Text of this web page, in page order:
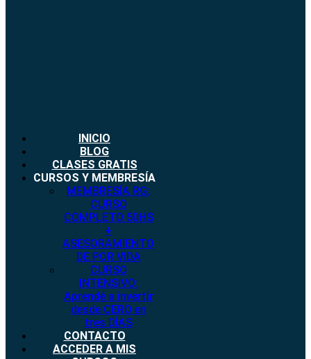
INICIO
BLOG
CLASES GRATIS
CURSOS Y MEMBRESÍA
MEMBRESÍA RG:
CURSO
COMPLETO 50HS
+
ASESORAMIENTO
DE POR VIDA
CURSO
INTENSIVO:
Aprendé a invertir
desde CERO en
tres DÍAS
CONTACTO
ACCEDER A MIS